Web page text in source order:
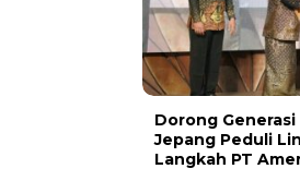
Dorong
Jepang Peduli
Langkah PT